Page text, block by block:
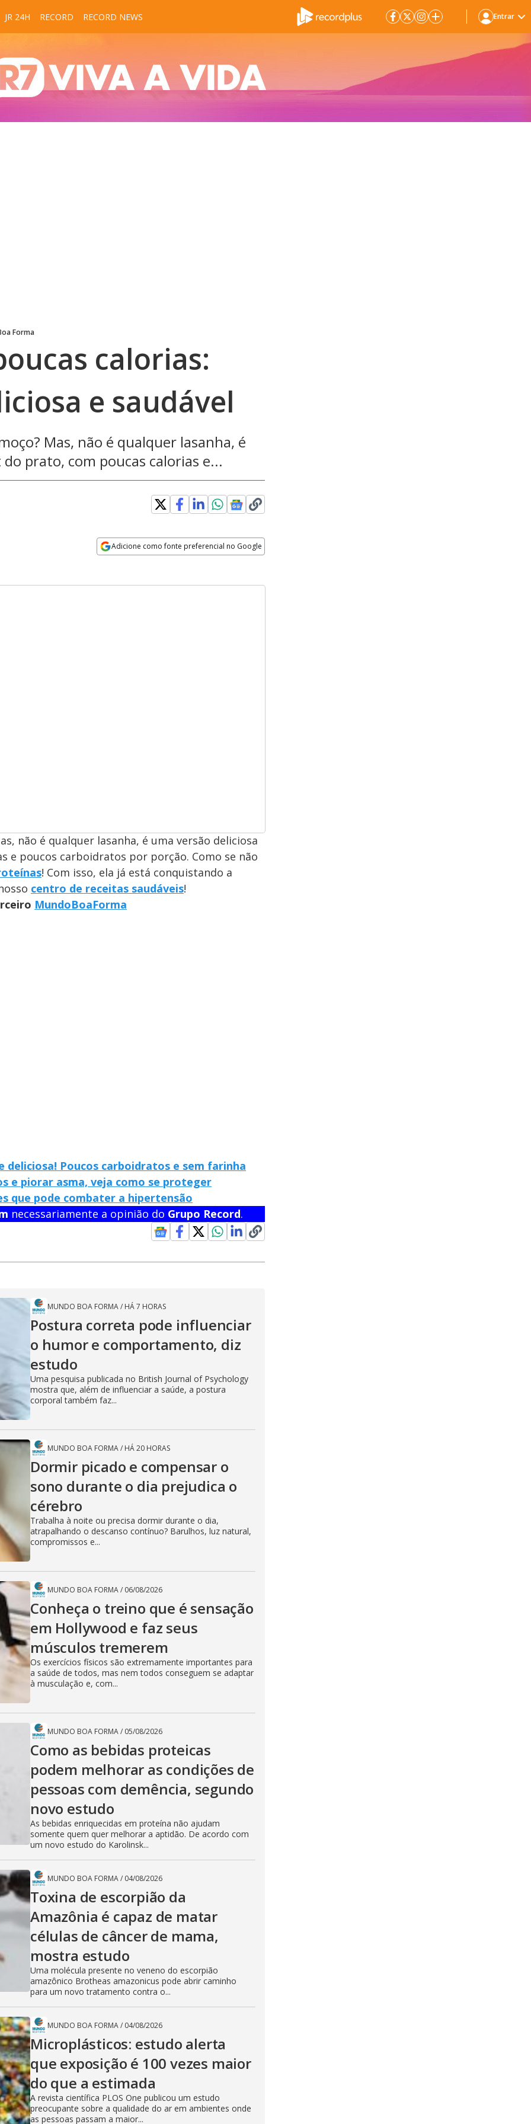
JR 24H RECORD RECORD NEWS Entrar
Forma
calorias:
e saudável
Mas, não é qualquer lasanha, é
prato, com poucas calorias e...
Adicione como fonte preferencial no Google
não é qualquer lasanha, é uma versão deliciosa
e poucos carboidratos por porção. Como se não
! Com isso, ela já está conquistando a
centro de receitas saudáveis!
MundoBoaForma
deliciosa! Poucos carboidratos e sem farinha
e piorar asma, veja como se proteger
que pode combater a hipertensão
necessariamente a opinião do Grupo Record.
MUNDO BOA FORMA/ HÁ 7 HORAS
Postura correta pode influenciar
o humor e comportamento, diz
estudo
Uma pesquisa publicada no British Journal of Psychology
mostra que, além de influenciar a saúde, a postura
corporal também faz...
MUNDO BOA FORMA/ HÁ 20 HORAS
Dormir picado e compensar o
sono durante o dia prejudica o
cérebro
Trabalha à noite ou precisa dormir durante o dia,
atrapalhando o descanso contínuo? Barulhos, luz natural,
compromissos e...
MUNDO BOA FORMA/ 06/08/2026
Conheça o treino que é sensação
em Hollywood e faz seus
músculos tremerem
Os exercícios físicos são extremamente importantes para
a saúde de todos, mas nem todos conseguem se adaptar
à musculação e, com...
MUNDO BOA FORMA/ 05/08/2026
Como as bebidas proteicas
podem melhorar as condições de
pessoas com demência, segundo
novo estudo
As bebidas enriquecidas em proteína não ajudam
somente quem quer melhorar a aptidão. De acordo com
um novo estudo do Karolinsk...
MUNDO BOA FORMA/ 04/08/2026
Toxina de escorpião da
Amazônia é capaz de matar
células de câncer de mama,
mostra estudo
Uma molécula presente no veneno do escorpião
amazônico Brotheas amazonicus pode abrir caminho
para um novo tratamento contra o...
MUNDO BOA FORMA/ 04/08/2026
Microplásticos: estudo alerta
que exposição é 100 vezes maior
do que a estimada
A revista científica PLOS One publicou um estudo
preocupante sobre a qualidade do ar em ambientes onde
as pessoas passam a maior...